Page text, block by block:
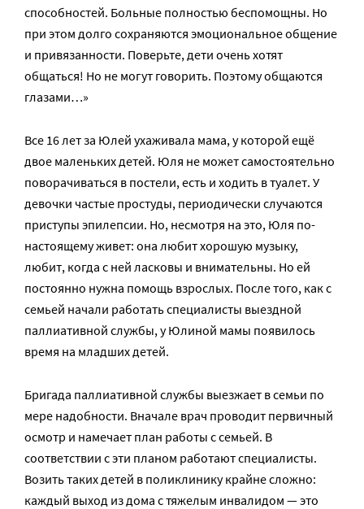
способностей. Больные полностью беспомощны. Но
при этом долго сохраняются эмоциональное общение
и привязанности. Поверьте, дети очень хотят
общаться! Но не могут говорить. Поэтому общаются
глазами…»
Все 16 лет за Юлей ухаживала мама, у которой ещё
двое маленьких детей. Юля не может самостоятельно
поворачиваться в постели, есть и ходить в туалет. У
девочки частые простуды, периодически случаются
приступы эпилепсии. Но, несмотря на это, Юля по-
настоящему живет: она любит хорошую музыку,
любит, когда с ней ласковы и внимательны. Но ей
постоянно нужна помощь взрослых. После того, как с
семьей начали работать специалисты выездной
паллиативной службы, у Юлиной мамы появилось
время на младших детей.
Бригада паллиативной службы выезжает в семьи по
мере надобности. Вначале врач проводит первичный
осмотр и намечает план работы с семьей. В
соответствии с эти планом работают специалисты.
Возить таких детей в поликлинику крайне сложно:
каждый выход из дома с тяжелым инвалидом — это